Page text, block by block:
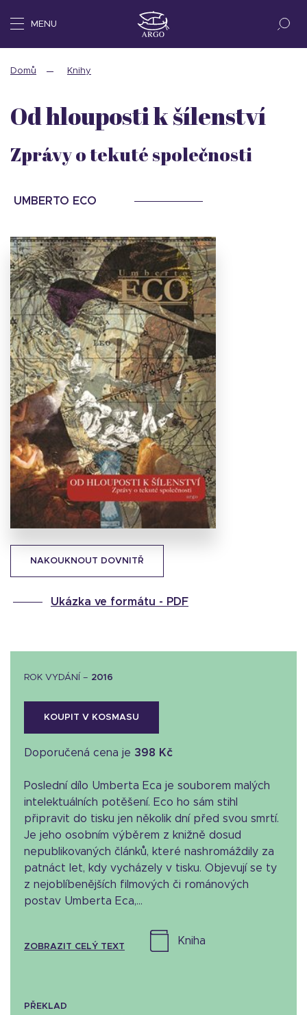
MENU
Domů Knihy
NAKOUKNOUT DOVNITŘ
Ukázka ve formátu - PDF
Od hlouposti k šílenství
Zprávy o tekuté společnosti
UMBERTO ECO
ROK VYDÁNÍ – 2016
KOUPIT V KOSMASU
Doporučená cena je 398 Kč
Poslední dílo Umberta Eca je souborem malých
intelektuálních potěšení. Eco ho sám stihl
připravit do tisku jen několik dní před svou smrtí.
Je jeho osobním výběrem z knižně dosud
nepublikovaných článků, které nashromáždily za
patnáct let, kdy vycházely v tisku. Objevují se ty
z nejoblíbenějších filmových či románových
postav Umberta Eca,...
ZOBRAZIT CELÝ TEXT
kniha
PŘEKLAD